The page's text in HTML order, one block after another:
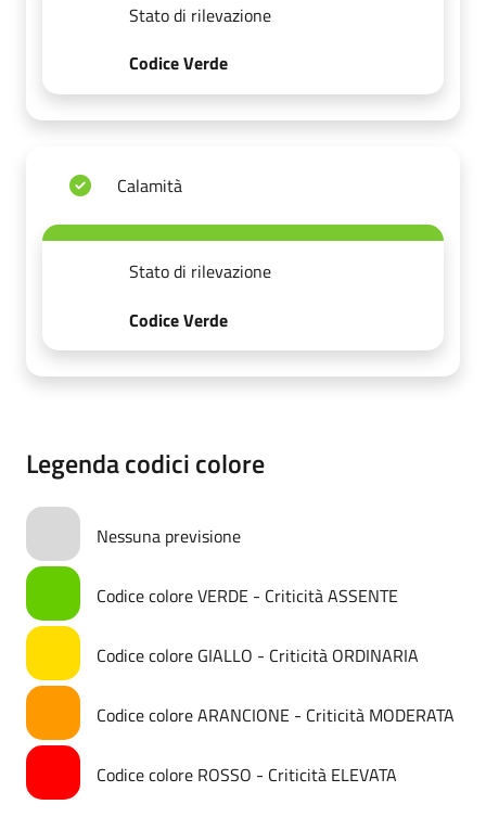
Stato di rilevazione
Codice Verde
Calamità
Stato di rilevazione
Codice Verde
Legenda codici colore
Nessuna previsione
Codice colore VERDE - Criticità ASSENTE
Codice colore GIALLO - Criticità ORDINARIA
Codice colore ARANCIONE - Criticità MODERATA
Codice colore ROSSO - Criticità ELEVATA